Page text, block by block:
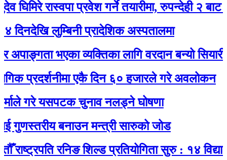
रास्वपा प्रवेश गर्ने तयारीमा, रुपन्देही २ बाट
लुम्बिनी प्रादेशिक अस्पतालमा
भएका व्यक्तिका लागि वरदान बन्यो सियारीको
एकै दिन ६० हजारले गरे अवलोकन
यसपटक चुनाव नलड्ने घोषणा
बनाउन मन्त्री सारुको जोड
रनिङ शिल्ड प्रतियोगिता सुरु : १४ विद्यालयकाे